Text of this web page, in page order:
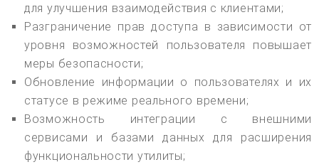
для улучшения взаимодействия с клиентами;
Разграничение прав доступа в зависимости от
уровня возможностей пользователя повышает
меры безопасности;
Обновление информации о пользователях и их
статусе в режиме реального времени;
Возможность интеграции с внешними
сервисами и базами данных для расширения
функциональности утилиты;